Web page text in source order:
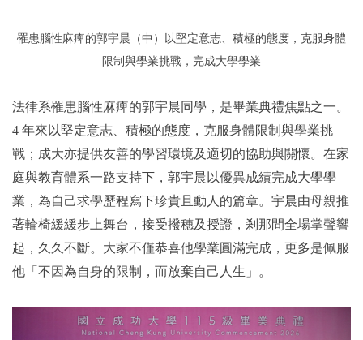
罹患腦性麻痺的郭宇晨（中）以堅定意志、積極的態度，克服身體
限制與學業挑戰，完成大學學業
法律系罹患腦性麻痺的郭宇晨同學，是畢業典禮焦點之一。
4 年來以堅定意志、積極的態度，克服身體限制與學業挑
戰；成大亦提供友善的學習環境及適切的協助與關懷。在家
庭與教育體系一路支持下，郭宇晨以優異成績完成大學學
業，為自己求學歷程寫下珍貴且動人的篇章。宇晨由母親推
著輪椅緩緩步上舞台，接受撥穗及授證，剎那間全場掌聲響
起，久久不斷。大家不僅恭喜他學業圓滿完成，更多是佩服
他「不因為自身的限制，而放棄自己人生」。